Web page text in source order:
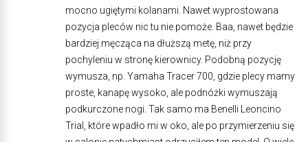
mocno ugiętymi kolanami. Nawet wyprostowana
pozycja pleców nic tu nie pomoże. Baa, nawet będzie
bardziej męcząca na dłuższą metę, niż przy
pochyleniu w stronę kierownicy. Podobną pozycję
wymusza, np. Yamaha Tracer 700, gdzie plecy mamy
proste, kanapę wysoko, ale podnóżki wymuszają
podkurczone nogi. Tak samo ma Benelli Leoncino
Trial, które wpadło mi w oko, ale po przymierzeniu się